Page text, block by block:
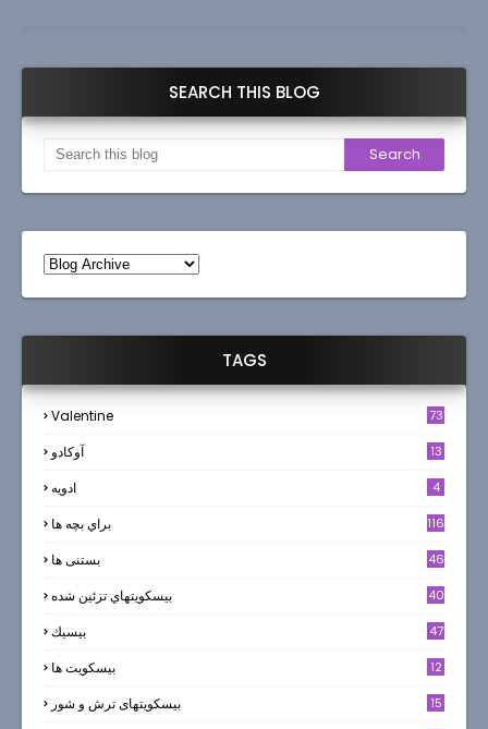
SEARCH THIS BLOG
TAGS
Valentine 73
آوکادو 13
ادويه 4
براي بچه ها 116
بستنی ها 46
بيسكويتهاي تزئين شده 40
بيسيك 47
بیسکویت ها
12
بیسکویتهای ترش و شور 15